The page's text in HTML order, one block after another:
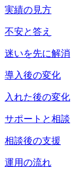
実績の見方
不安と答え
迷いを先に解消
導入後の変化
入れた後の変化
サポートと相談
相談後の支援
運用の流れ